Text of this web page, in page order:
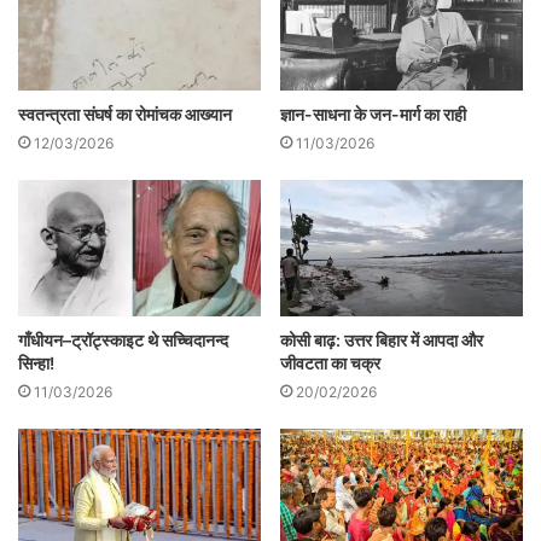
अपनी नाराजगी जाहिर की। बताया जा रहा है कि इस
दौरान एनडीए नेताओं ने उपेंद्र कुशवाहा को 6 सीटों
के साथ-साथ एक एमएलसी पद भी ऑफर किया था।
इसी ऑफर के बाद कुशवाहा एनडीए में 6 सीटों पर
सहमत हुए थे, और अब इसी एमएलसी कोटे से उनके
बेटे मंत्री बने हैं।
स्वतन्त्रता संघर्ष का रोमांचक आख्यान
12/03/2026
ज्ञान-साधना के जन-मार्ग का राही
11/03/2026
गाँधीयन–ट्रॉट्स्काइट थे सच्चिदानन्द
सिन्हा!
11/03/2026
कोसी बाढ़: उत्तर बिहार में आपदा और
जीवटता का चक्र
20/02/2026